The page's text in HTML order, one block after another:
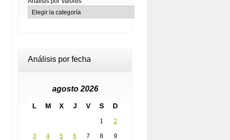
Análisis por fecha
agosto 2026
L M X J V S D
1 2
3 4 5 6 7 8 9